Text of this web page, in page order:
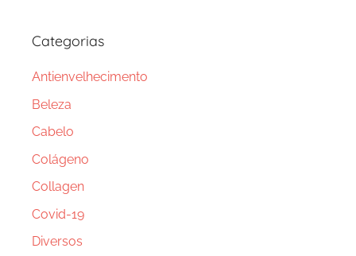
Categorias
Antienvelhecimento
Beleza
Cabelo
Colágeno
Collagen
Covid-19
Diversos